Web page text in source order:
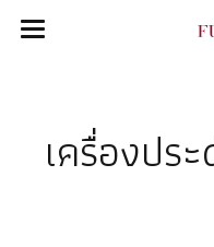
เครื่องปร